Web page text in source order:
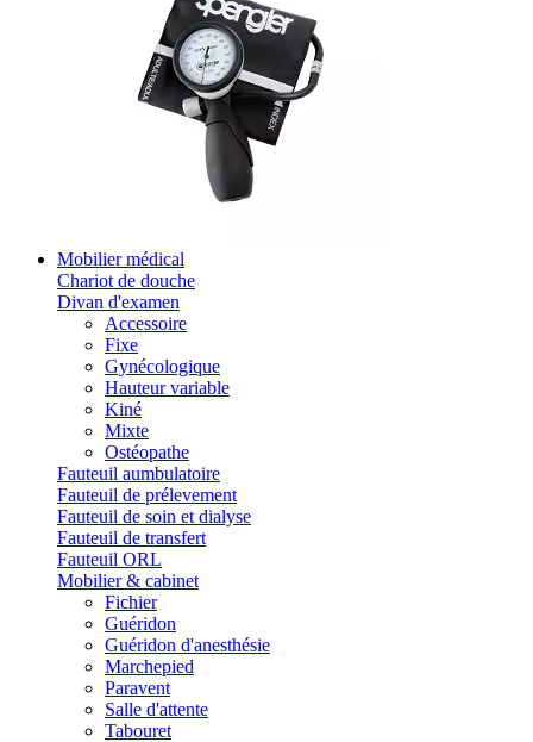
Mobilier médical
Chariot de douche
Divan d'examen
Accessoire
Fixe
Gynécologique
Hauteur variable
Kiné
Mixte
Ostéopathe
Fauteuil aumbulatoire
Fauteuil de prélevement
Fauteuil de soin et dialyse
Fauteuil de transfert
Fauteuil ORL
Mobilier & cabinet
Fichier
Guéridon
Guéridon d'anesthésie
Marchepied
Paravent
Salle d'attente
Tabouret